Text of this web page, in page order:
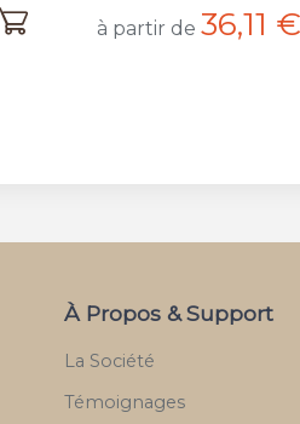
à partir de 36,11 €
À Propos & Support
La Société
Témoignages